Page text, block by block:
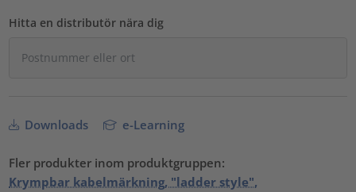
Hitta en distributör nära dig
Downloads e-Learning
Fler produkter inom produktgruppen:
Krympbar kabelmärkning, "ladder style",